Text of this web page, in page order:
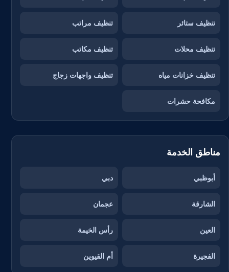
تنظيف ستائر تنظيف مراتب
تنظيف محلات تنظيف مكاتب
تنظيف خزانات مياه تنظيف واجهات زجاج
مكافحة حشرات
مناطق الخدمة
أبوظبي دبي
الشارقة عجمان
العين رأس الخيمة
الفجيرة أم القيوين